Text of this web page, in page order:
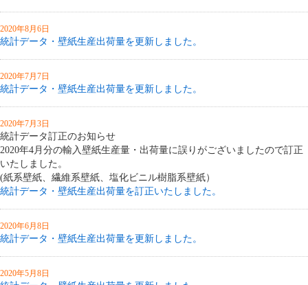
2020年8月6日
統計データ・壁紙生産出荷量を更新しました。
2020年7月7日
統計データ・壁紙生産出荷量を更新しました。
2020年7月3日
統計データ訂正のお知らせ
2020年4月分の輸入壁紙生産量・出荷量に誤りがございましたので訂正
いたしました。
(紙系壁紙、繊維系壁紙、塩化ビニル樹脂系壁紙）
統計データ・壁紙生産出荷量を訂正いたしました。
2020年6月8日
統計データ・壁紙生産出荷量を更新しました。
2020年5月8日